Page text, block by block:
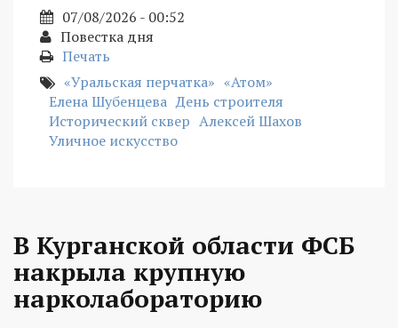
07/08/2026 - 00:52
Повестка дня
Печать
«Уральская перчатка» «Атом»
Елена Шубенцева День строителя
Исторический сквер Алексей Шахов
Уличное искусство
В Курганской области ФСБ
накрыла крупную
нарколабораторию